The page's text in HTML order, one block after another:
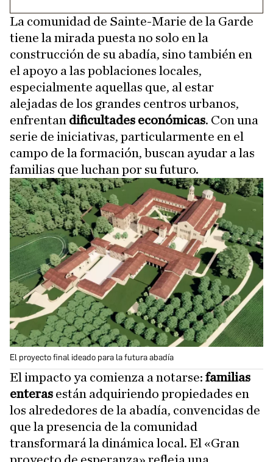
La comunidad de Sainte-Marie de la Garde
tiene la mirada puesta no solo en la
construcción de su abadía, sino también en
el apoyo a las poblaciones locales,
especialmente aquellas que, al estar
alejadas de los grandes centros urbanos,
enfrentan dificultades económicas. Con una
serie de iniciativas, particularmente en el
campo de la formación, buscan ayudar a las
familias que luchan por su futuro.
El proyecto final ideado para la futura abadía
El impacto ya comienza a notarse: familias
enteras están adquiriendo propiedades en
los alrededores de la abadía, convencidas de
que la presencia de la comunidad
transformará la dinámica local. El «Gran